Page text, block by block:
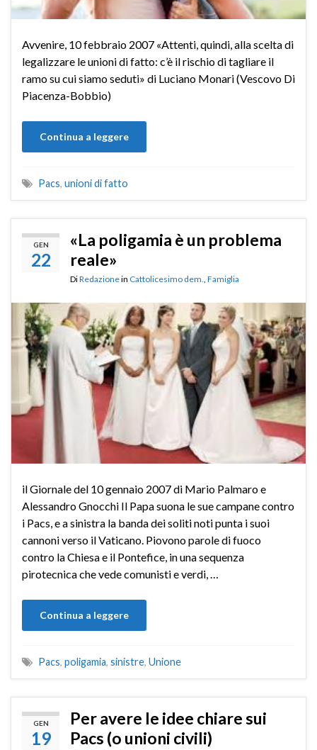
Avvenire, 10 febbraio 2007 «Attenti, quindi, alla scelta di
legalizzare le unioni di fatto: c’è il rischio di tagliare il
ramo su cui siamo seduti» di Luciano Monari (Vescovo Di
Piacenza-Bobbio)
Continua a leggere
Pacs, unioni di fatto
GEN
22
«La poligamia è un problema
reale»
DiRedazionein Cattolicesimo dem. Famiglia
il Giornale del 10 gennaio 2007 di Mario Palmaro e
Alessandro Gnocchi Il Papa suona le sue campane contro
i Pacs, e a sinistra la banda dei soliti noti punta i suoi
cannoni verso il Vaticano. Piovono parole di fuoco
contro la Chiesa e il Pontefice, in una sequenza
pirotecnica che vede comunisti e verdi, …
Continua a leggere
Pacs, poligamia, sinistre, Unione
GEN
19
Per avere le idee chiare sui
Pacs (o unioni civili)